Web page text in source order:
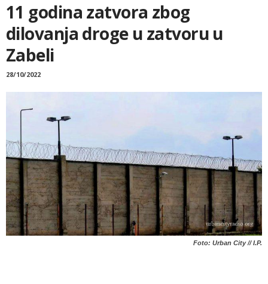
11 godina zatvora zbog
dilovanja droge u zatvoru u
Zabeli
28/10/2022
Foto: Urban City // I.P.